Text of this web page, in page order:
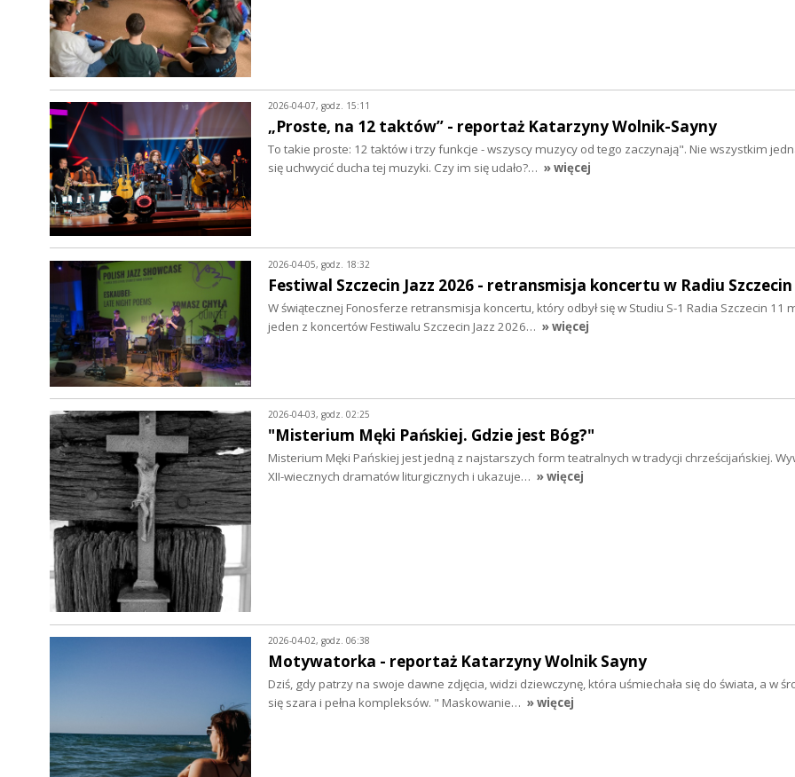
2026-04-07, godz. 15:11
„Proste, na 12 taktów” - reportaż Katarzyny Wolnik-Sayny
To takie proste: 12 taktów i trzy funkcje - wszyscy muzycy od tego zaczynają". Nie wszystkim
się uchwycić ducha tej muzyki. Czy im się udało?… » więcej
2026-04-05, godz. 18:32
Festiwal Szczecin Jazz 2026 - retransmisja koncertu w Radiu Szczecin
W świątecznej Fonosferze retransmisja koncertu, który odbył się w Studiu S-1 Radia Szczecin 11
jeden z koncertów Festiwalu Szczecin Jazz 2026… » więcej
2026-04-03, godz. 02:25
"Misterium Męki Pańskiej. Gdzie jest Bóg?"
Misterium Męki Pańskiej jest jedną z najstarszych form teatralnych w tradycji chrześcijańskiej.
XII-wiecznych dramatów liturgicznych i ukazuje… » więcej
2026-04-02, godz. 06:38
Motywatorka - reportaż Katarzyny Wolnik Sayny
Dziś, gdy patrzy na swoje dawne zdjęcia, widzi dziewczynę, która uśmiechała się do świata, a w
się szara i pełna kompleksów. " Maskowanie… » więcej